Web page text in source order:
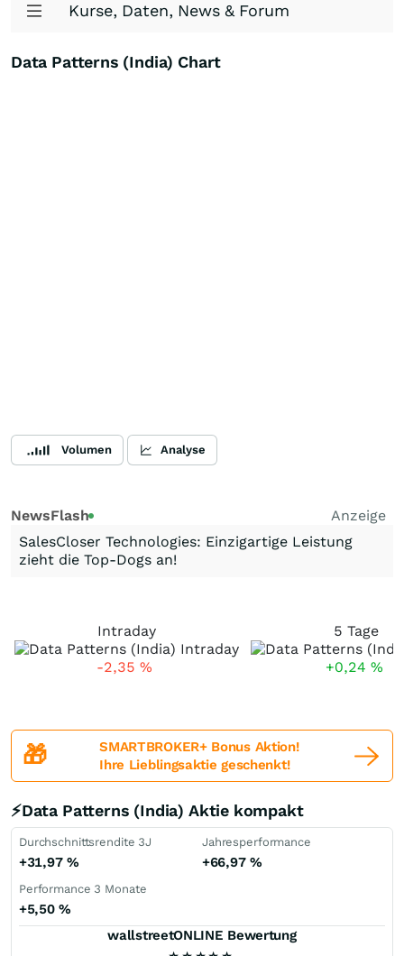
Kurse, Daten, News & Forum
Data Patterns (India) Chart
Volumen Analyse
NewsFlash
Anzeige
SalesCloser Technologies: Einzigartige Leistung
zieht die Top-Dogs an!
Intraday
-2,35 %
5 Tage
+0,24 %
🎁
SMARTBROKER+ Bonus Aktion!
Ihre Lieblingsaktie geschenkt!
⚡Data Patterns (India) Aktie kompakt
Durchschnittsrendite 3J
+31,97 %
Jahresperformance
+66,97 %
Performance 3 Monate
+5,50%
wallstreetONLINE Bewertung